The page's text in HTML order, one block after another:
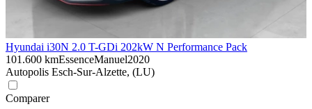
Hyundai i30N 2.0 T-GDi 202kW N Performance Pack
101.600 kmEssenceManuel2020
Autopolis Esch-Sur-Alzette, (LU)
Comparer